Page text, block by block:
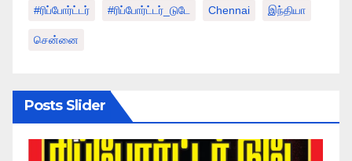
#ரிப்போர்ட்டர் #ரிப்போர்ட்டர்_டுடே Chennai இந்தியா
சென்னை
Posts Slider